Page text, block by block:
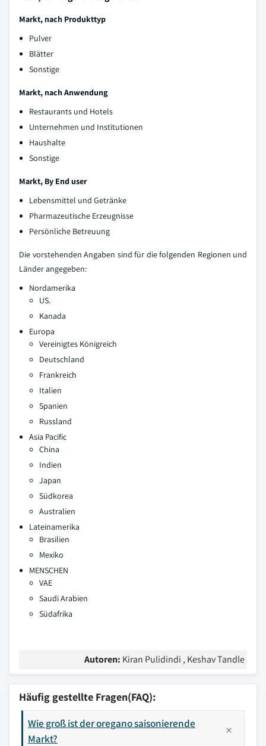
Markt, nach Produkttyp
Pulver
Blätter
Sonstige
Markt, nach Anwendung
Restaurants und Hotels
Unternehmen und Institutionen
Haushalte
Sonstige
Markt, By End user
Lebensmittel und Getränke
Pharmazeutische Erzeugnisse
Persönliche Betreuung
Die vorstehenden Angaben sind für die folgenden Regionen und
Länder angegeben:
Nordamerika
US.
Kanada
Europa
Vereinigtes Königreich
Deutschland
Frankreich
Italien
Spanien
Russland
Asia Pacific
China
Indien
Japan
Südkorea
Australien
Lateinamerika
Brasilien
Mexiko
MENSCHEN
VAE
Saudi Arabien
Südafrika
Autoren: Kiran Pulidindi , Keshav Tandle
Häufig gestellte Fragen(FAQ):
Wie groß ist der oregano saisonierende
Markt?